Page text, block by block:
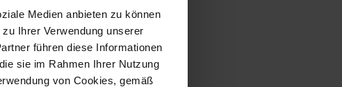
Medien anbieten zu können
Ihrer Verwendung unserer
führen diese Informationen
sie im Rahmen Ihrer Nutzung
von Cookies, gemäß